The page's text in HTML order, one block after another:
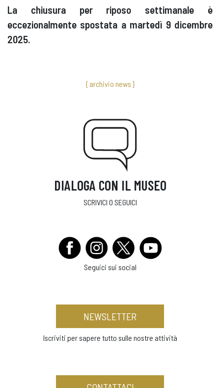
La chiusura per riposo settimanale è
eccezionalmente spostata a martedì 9 dicembre
2025.
{ archivio news }
DIALOGA CON IL MUSEO
SCRIVICI O SEGUICI
Seguici sui social
NEWSLETTER
Iscriviti per sapere tutto sulle nostre attività